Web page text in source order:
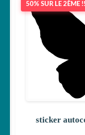
50% SUR LE 2ÈME !!
sticker